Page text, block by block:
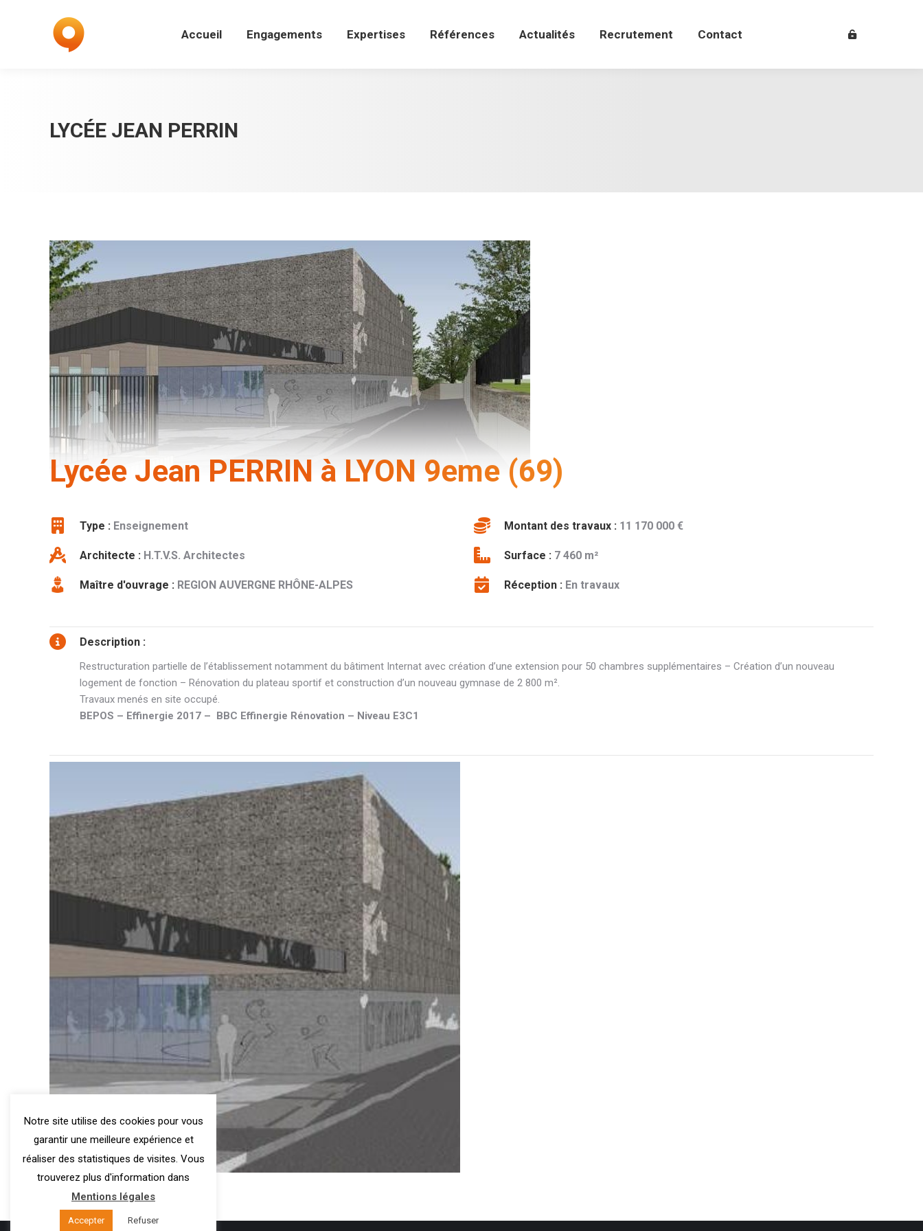
Accueil Engagements Expertises Références Actualités Recrutement Contact
LYCÉE JEAN PERRIN
Lycée Jean PERRIN à LYON 9eme (69)
Type : Enseignement
Architecte : H.T.V.S. Architectes
Maître d'ouvrage : REGION AUVERGNE RHÔNE-ALPES
Montant des travaux : 11 170 000 €
Surface : 7 460 m²
Réception : En travaux
Description :
Restructuration partielle de l’établissement notamment du bâtiment Internat avec création d’une extension pour 50 chambres supplémentaires – Création d’un nouveau
logement de fonction – Rénovation du plateau sportif et construction d’un nouveau gymnase de 2 800 m².
Travaux menés en site occupé.
BEPOS – Effinergie 2017 – BBC Effinergie Rénovation – Niveau E3C1
Notre site utilise des cookies pour vous
garantir une meilleure expérience et
réaliser des statistiques de visites. Vous
trouverez plus d'information dans
Mentions légales
Accepter Refuser